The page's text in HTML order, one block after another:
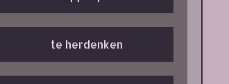
te herdenken